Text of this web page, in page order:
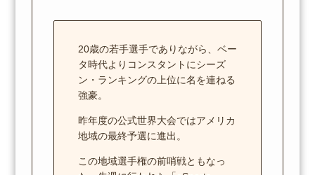
20歳の若手選手でありながら、ベー
タ時代よりコンスタントにシーズ
ン・ランキングの上位に名を連ねる
強豪。
昨年度の公式世界大会ではアメリカ
地域の最終予選に進出。
この地域選手権の前哨戦ともなっ